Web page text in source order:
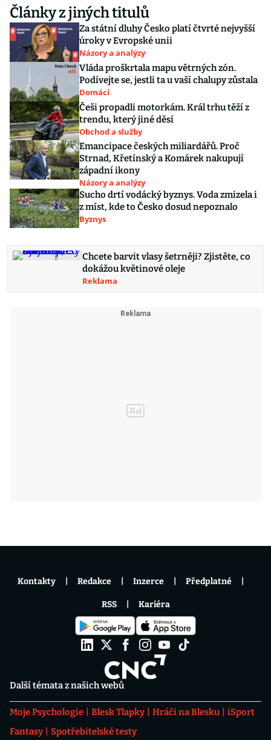
Články z jiných titulů
Za státní dluhy Česko platí čtvrté nejvyšší
úroky v Evropské unii
Názory a analýzy
Vláda proškrtala mapu větrných zón.
Podívejte se, jestli ta u vaší chalupy zůstala
Domácí
Češi propadli motorkám. Král trhu těží z
trendu, který jiné děsí
Obchod a služby
Emancipace českých miliardářů. Proč
Strnad, Křetínský a Komárek nakupují
západní ikony
Názory a analýzy
Sucho drtí vodácký byznys. Voda zmizela i
z míst, kde to Česko dosud nepoznalo
Byznys
Chcete barvit vlasy šetrněji? Zjistěte, co
dokážou květinové oleje
Reklama
Další témata z našich webů
Moje Psychologie Blesk Tlapky Hráči na Blesku
iSport
Fantasy
Spotřebitelské testy
Kontakty Redakce Inzerce Předplatné
RSS Kariéra